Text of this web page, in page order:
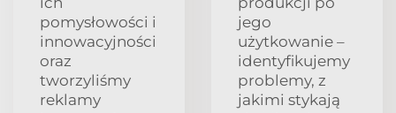
pomysłowości i
innowacyjności
oraz
tworzyliśmy
reklamy
jego
użytkowanie –
identyfikujemy
problemy, z
jakimi stykają